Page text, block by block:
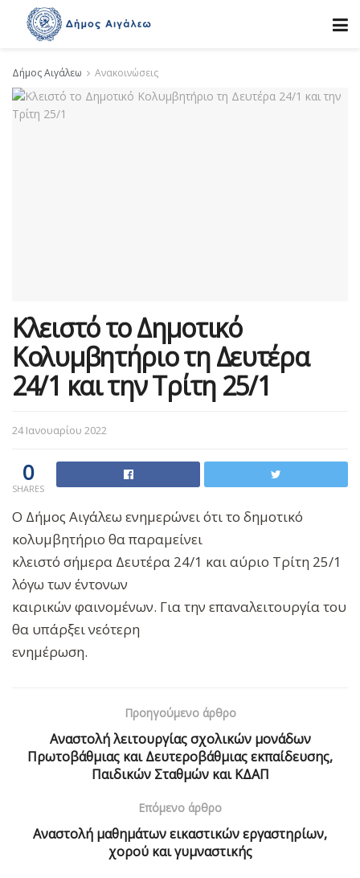
Δήμος Αιγάλεω Ανακοινώσεις
Κλειστό το Δημοτικό
Κολυμβητήριο τη Δευτέρα
24/1 και την Τρίτη 25/1
24 Ιανουαρίου 2022
0
SHARES
Ο Δήμος Αιγάλεω ενημερώνει ότι το δημοτικό
κολυμβητήριο θα παραμείνει
κλειστό σήμερα Δευτέρα 24/1 και αύριο Τρίτη 25/1
λόγω των έντονων
καιρικών φαινομένων. Για την επαναλειτουργία του
θα υπάρξει νεότερη
ενημέρωση.
Προηγούμενο άρθρο
Αναστολή λειτουργίας σχολικών μονάδων
Πρωτοβάθμιας και Δευτεροβάθμιας εκπαίδευσης,
Παιδικών Σταθμών και ΚΔΑΠ
Επόμενο άρθρο
Αναστολή μαθημάτων εικαστικών εργαστηρίων,
χορού και γυμναστικής